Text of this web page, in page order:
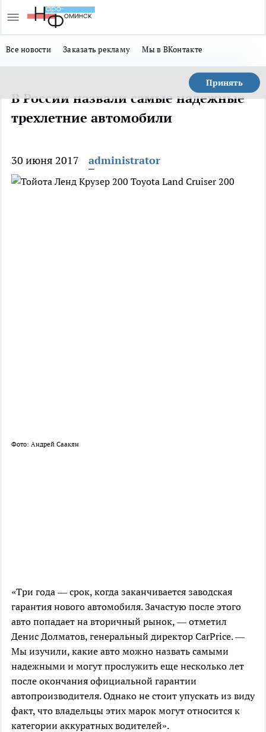
Все новости Заказать рекламу Мы в ВКонтакте
Принять
В России назвали самые надежные
трехлетние автомобили
30 июня 2017 administrator
Фото: Андрей Саакян
«Три года — срок, когда заканчивается заводская
гарантия нового автомобиля. Зачастую после этого
авто попадает на вторичный рынок, — отметил
Денис Долматов, генеральный директор CarPrice. —
Мы изучили, какие авто можно назвать самыми
надежными и могут прослужить еще несколько лет
после окончания официальной гарантии
автопроизводителя. Однако не стоит упускать из виду
факт, что владельцы этих марок могут относится к
категории аккуратных водителей».